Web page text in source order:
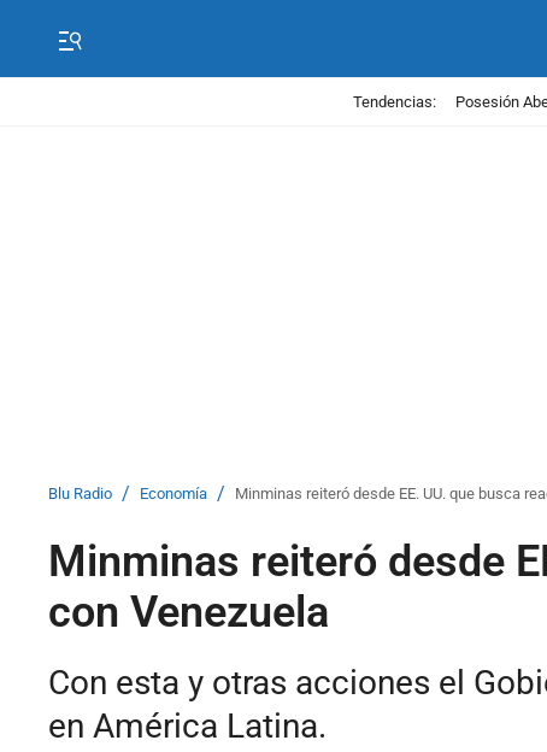
Tendencias: Posesión
Blu Radio / Economía / Minminas reiteró desde EE. UU. que busca
Minminas reiteró desde
con Venezuela
Con esta y otras acciones el
en América Latina.